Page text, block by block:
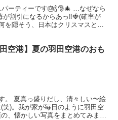
ーティーです🎂🍾🎅🎄 …なぜなら
割引になるからあっ‼️🍓(確率が
を隠そう、日本はクリスマスとい
田空港】夏の羽田空港のおも
。 夏真っ盛りだし、清々しい〜絵
)。我が家が毎日のように羽田空
、懐かしい写真をまとめてみまし